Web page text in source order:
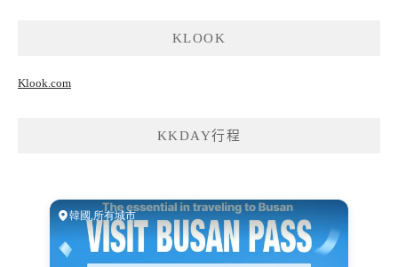
KLOOK
Klook.com
KKDAY行程